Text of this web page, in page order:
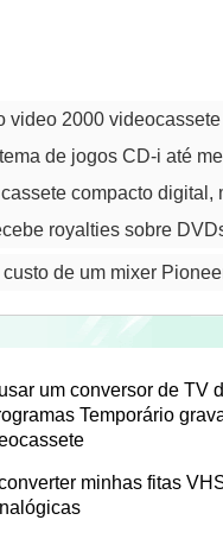
video 2000
de jogos CD-i até
compacto digital,
royalties sobre
de um mixer
um conversor de TV
Temporário
minhas fitas